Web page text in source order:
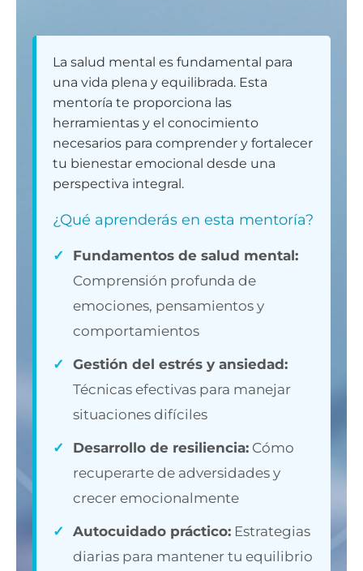
La salud mental es fundamental para
una vida plena y equilibrada. Esta
mentoría te proporciona las
herramientas y el conocimiento
necesarios para comprender y fortalecer
tu bienestar emocional desde una
perspectiva integral.
¿Qué aprenderás en esta mentoría?
✓
Fundamentos de salud mental:
Comprensión profunda de
emociones, pensamientos y
comportamientos
✓
Gestión del estrés y ansiedad:
Técnicas efectivas para manejar
situaciones difíciles
✓
Desarrollo de resiliencia: Cómo
recuperarte de adversidades y
crecer emocionalmente
✓
Autocuidado práctico: Estrategias
diarias para mantener tu equilibrio